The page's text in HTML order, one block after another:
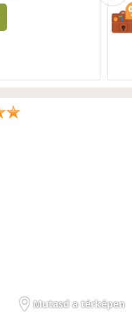
Mutasd a térképen